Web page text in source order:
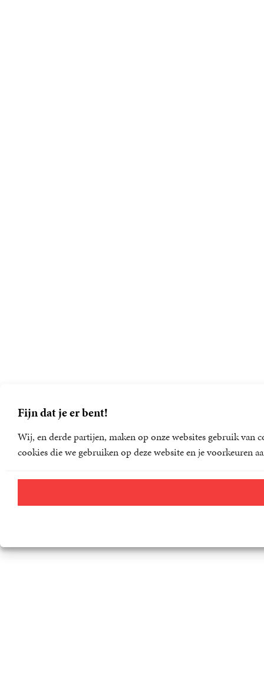
Fijn dat je er bent!
Wij, en derde partijen, maken op onze websites gebruik van
cookies die we gebruiken op deze website en je voorkeuren